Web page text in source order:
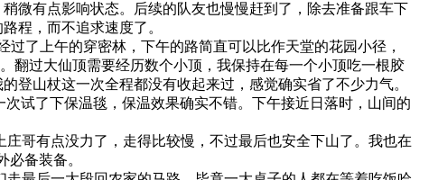
微有点影响状态。后续的队友也慢慢赶到了，除去准备跟车下
程，而不追求速度了。
了上午的穿密林，下午的路简直可以比作天堂的花园小径，
翻过大仙顶需要经历数个小顶，我保持在每一个小顶吃一根胶
登山杖这一次全程都没有收起来过，感觉确实省了不少力气。
试了下保温毯，保温效果确实不错。下午接近日落时，山间的
哥有点没力了，走得比较慢，不过最后也安全下山了。我也在
备装备。